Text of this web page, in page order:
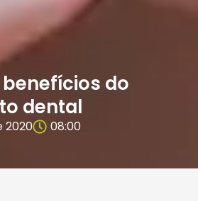
do
dental
2020 08:00